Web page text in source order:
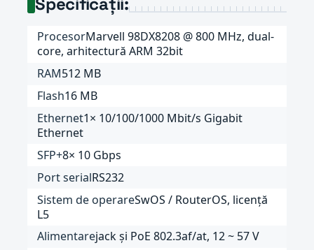
ProcesorMarvell 98DX8208 @ 800 MHz, dual-
core, arhitectură ARM 32bit
RAM512 MB
Flash16 MB
Ethernet1× 10/100/1000 Mbit/s Gigabit
Ethernet
SFP+8× 10 Gbps
Port serialRS232
Sistem de operareSwOS / RouterOS, licență
L5
Alimentarejack și PoE 802.3af/at, 12 ~ 57 V